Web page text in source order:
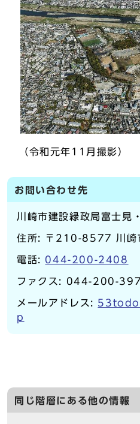
（令和元年11月撮影）
お問い合わせ先
川崎市建設緑政局富士見
住所: 〒210-8577 川崎
電話: 044-200-2408
ファクス: 044-200-
メールアドレス:
p
同じ階層にある他の情報